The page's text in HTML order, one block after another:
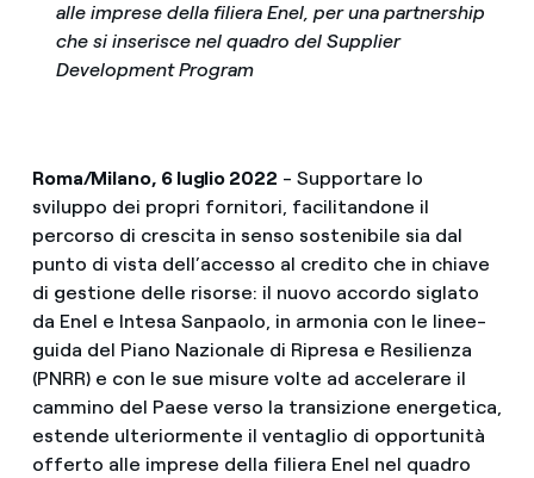
alle imprese della filiera Enel, per una partnership
che si inserisce nel quadro del Supplier
Development Program
Roma/Milano, 6 luglio 2022 - Supportare lo
sviluppo dei propri fornitori, facilitandone il
percorso di crescita in senso sostenibile sia dal
punto di vista dell’accesso al credito che in chiave
di gestione delle risorse: il nuovo accordo siglato
da Enel e Intesa Sanpaolo, in armonia con le linee-
guida del Piano Nazionale di Ripresa e Resilienza
(PNRR) e con le sue misure volte ad accelerare il
cammino del Paese verso la transizione energetica,
estende ulteriormente il ventaglio di opportunità
offerto alle imprese della filiera Enel nel quadro